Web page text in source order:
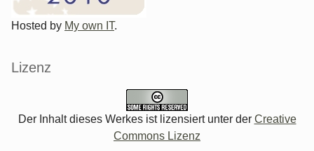
Hosted by My own IT.
Lizenz
Der Inhalt dieses Werkes ist lizensiert unter der Creative
Commons Lizenz